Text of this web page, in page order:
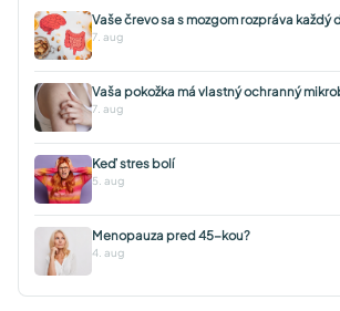
Vaše črevo sa s mozgom rozpráva každý
7. aug
Vaša pokožka má vlastný ochranný
7. aug
Keď stres bolí
5. aug
Menopauza pred 45-kou?
4. aug